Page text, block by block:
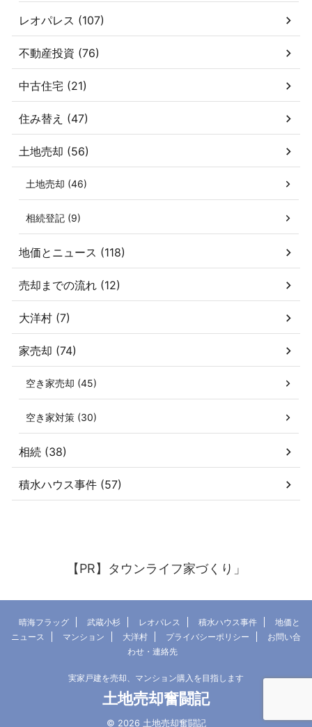
レオパレス (107)
不動産投資 (76)
中古住宅 (21)
住み替え (47)
土地売却 (56)
土地売却 (46)
相続登記 (9)
地価とニュース (118)
売却までの流れ (12)
大洋村 (7)
家売却 (74)
空き家売却 (45)
空き家対策 (30)
相続 (38)
積水ハウス事件 (57)
【PR】タウンライフ家づくり」
晴海フラッグ 武蔵小杉 レオパレス 積水ハウス事件
地価と
ニュース
マンション 大洋村 プライバシーポリシー
お問い合
わせ・連絡先
実家戸建を売却、マンション購入を目指します
土地売却奮闘記
© 2026 土地売却奮闘記